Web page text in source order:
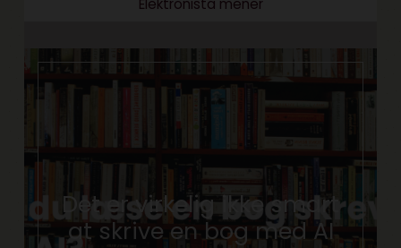
Elektronista mener
Det er virkelig ikke smart
at skrive en bog med AI